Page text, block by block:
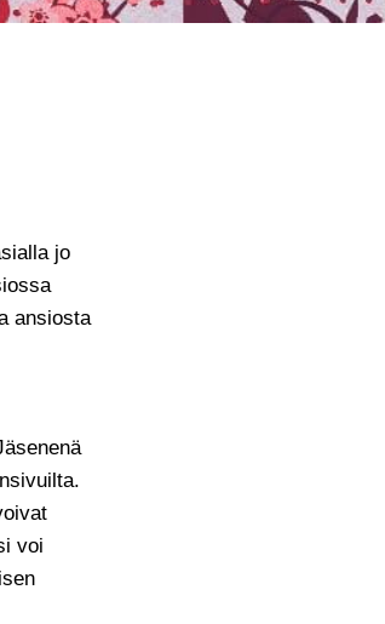
jo
ansiosta
voi